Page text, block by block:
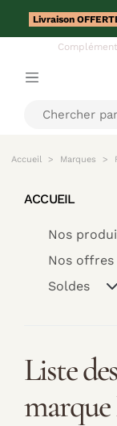
Livraison
Accueil Marques
ACCUEIL
Nos
Nos offres
Soldes
Liste